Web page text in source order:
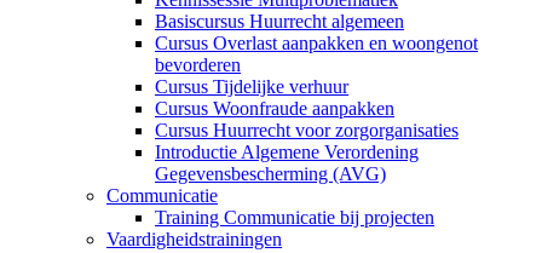
Basiscursus Huurrecht algemeen
Cursus Overlast aanpakken en woongenot
bevorderen
Cursus Tijdelijke verhuur
Cursus Woonfraude aanpakken
Cursus Huurrecht voor zorgorganisaties
Introductie Algemene Verordening
Gegevensbescherming (AVG)
Communicatie
Training Communicatie bij projecten
Vaardigheidstrainingen